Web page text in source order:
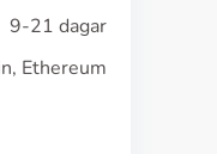
9-21 dagar
Ethereum